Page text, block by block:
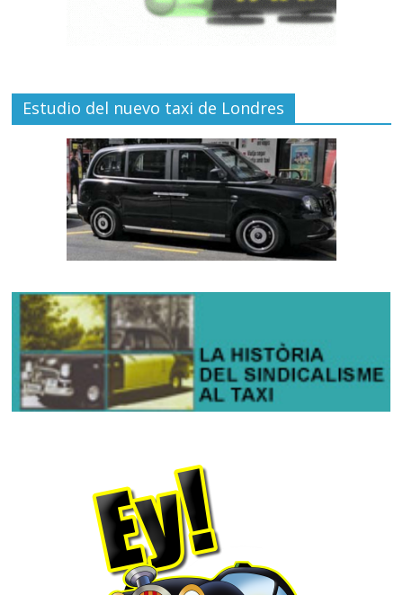
Estudio del nuevo taxi de Londres